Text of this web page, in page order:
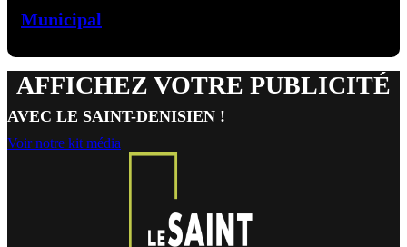
Municipal
AFFICHEZ VOTRE PUBLICITÉ
AVEC LE SAINT-DENISIEN !
Voir notre kit média